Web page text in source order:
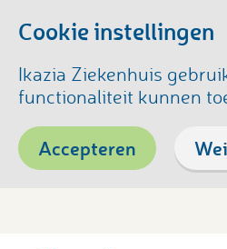
Cookie instellingen
Ikazia Ziekenhuis
functionaliteit kunnen
Accepteren